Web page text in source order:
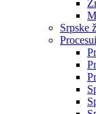
Srpske